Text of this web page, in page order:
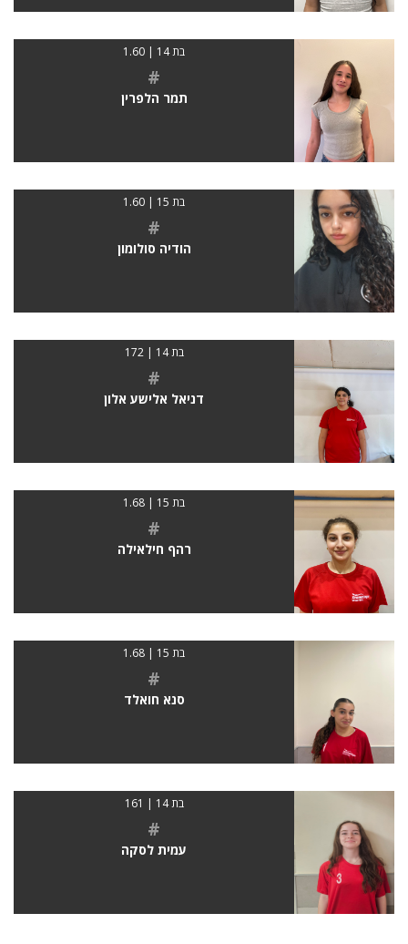
בת 14 | 1.60
#
תמר הלפרין
בת 15 | 1.60
#
הודיה סולומון
בת 14 | 172
#
דניאל אלישע אלון
בת 15 | 1.68
#
רהף חילאילה
בת 15 | 1.68
#
סנא חואלד
בת 14 | 161
#
עמית לסקה